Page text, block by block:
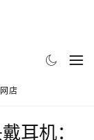
网店
耳机：